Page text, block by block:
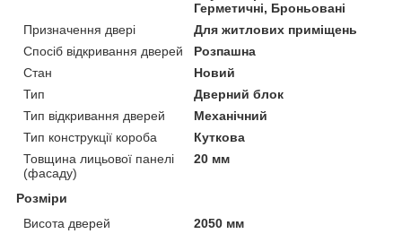
Герметичні, Броньовані
Призначення двері
Для житлових приміщень
Спосіб відкривання дверей
Розпашна
Стан
Новий
Тип
Дверний блок
Тип відкривання дверей
Механічний
Тип конструкції короба
Куткова
Товщина лицьової панелі
(фасаду)
20 мм
Розміри
Висота дверей
2050 мм